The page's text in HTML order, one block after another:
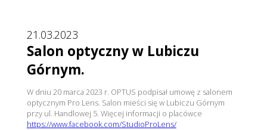
21.03.2023
Salon optyczny w Lubiczu
Górnym.
W dniu 20 marca 2023 r. OPTUS podpisał umowę z salonem
optycznym Pro Lens. Salon mieści się w Lubiczu Górnym
przy ul. Handlowej 5. Więcej informacji o placówce
https://www.facebook.com/StudioProLens/